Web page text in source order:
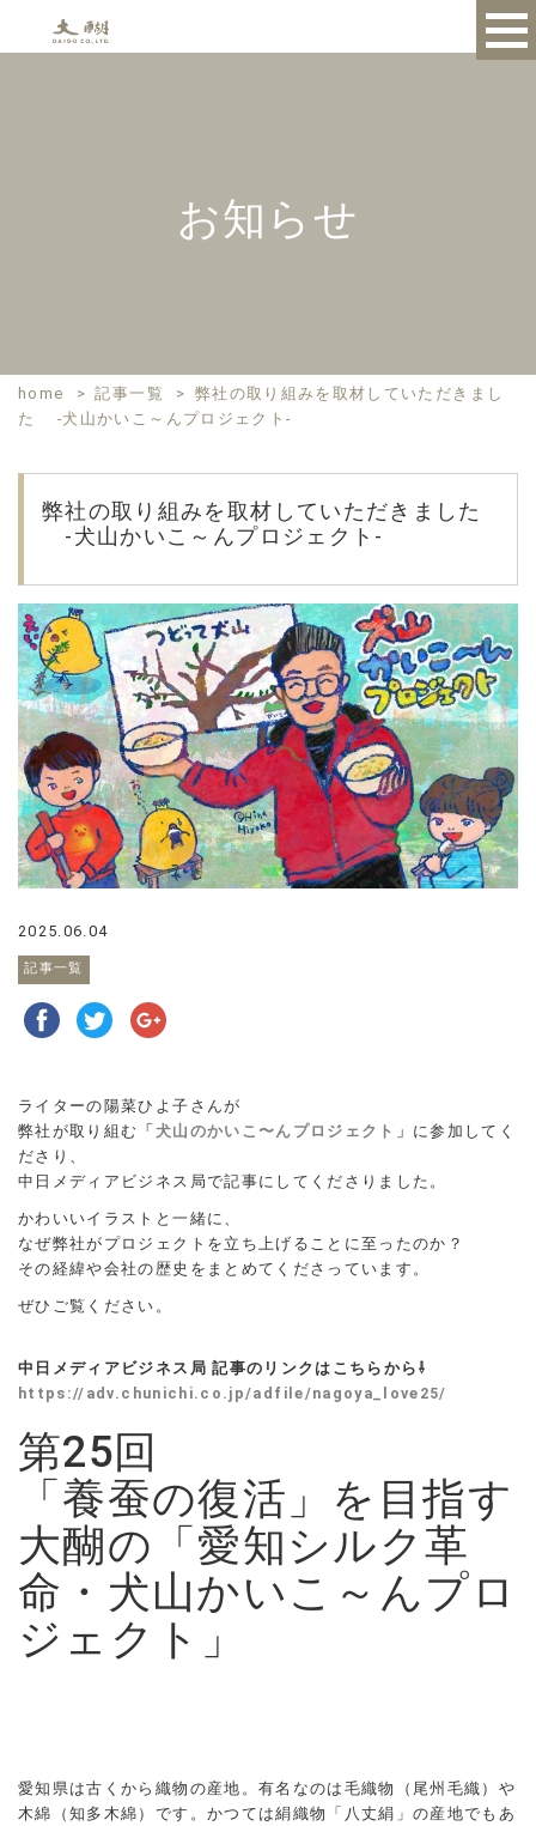
お知らせ
home > 記事一覧 > 弊社の取り組みを取材していただきまし
た -犬山かいこ～んプロジェクト-
弊社の取り組みを取材していただきました
-犬山かいこ～んプロジェクト-
2025.06.04
記事一覧
ライターの陽菜ひよ子さんが
弊社が取り組む 「犬山のかいこ〜んプロジェクト」 に参加してく
ださり、
中日メディアビジネス局で記事にしてくださりました。
かわいいイラストと一緒に、
なぜ弊社がプロジェクトを立ち上げることに至ったのか？
その経緯や会社の歴史をまとめてくださっています。
ぜひご覧ください。
中日メディアビジネス局 記事のリンクはこちらから⇩
https://adv.chunichi.co.jp/adfile/nagoya_love25/
第25回
「養蚕の復活」を目指す
大醐の「愛知シルク革
命・犬山かいこ～んプロ
ジェクト」
愛知県は古くから織物の産地。有名なのは毛織物（尾州毛織）や
木綿（知多木綿）です。かつては絹織物「八丈絹」の産地でもあ